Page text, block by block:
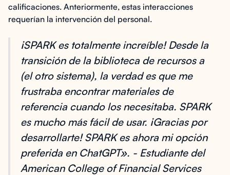
calificaciones. Anteriormente, estas interacciones
requerían la intervención del personal.
¡SPARK es totalmente increíble! Desde la
transición de la biblioteca de recursos a
(el otro sistema), la verdad es que me
frustraba encontrar materiales de
referencia cuando los necesitaba. SPARK
es mucho más fácil de usar. ¡Gracias por
desarrollarte! SPARK es ahora mi opción
preferida en ChatGPT». - Estudiante del
American College of Financial Services